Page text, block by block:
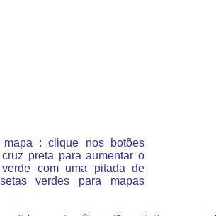
mapa : clique nos botões
preta para aumentar o
com uma pitada de
verdes para mapas